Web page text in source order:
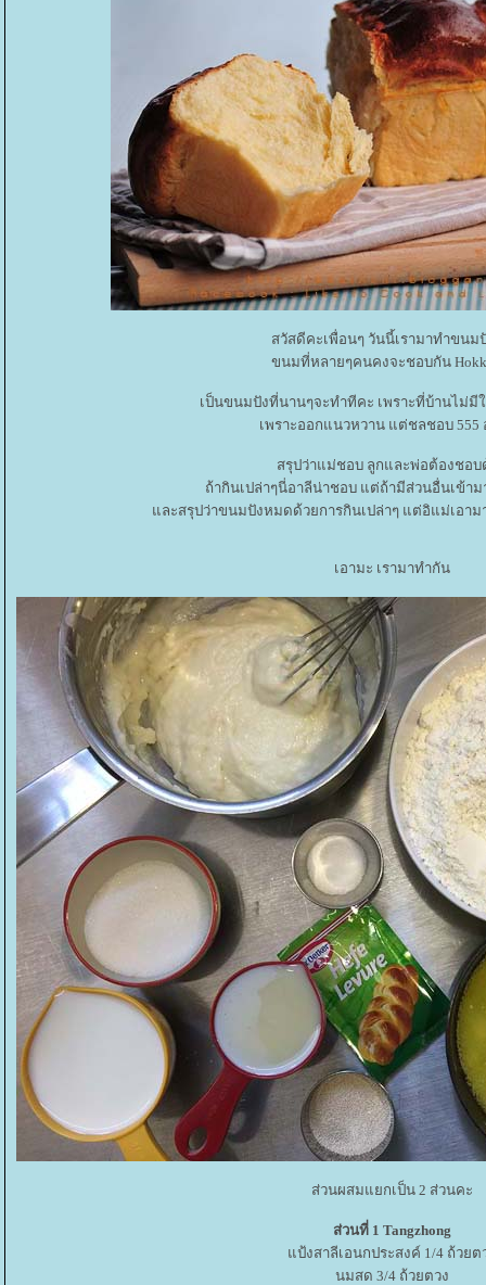
สวัสดีคะเพื่อนๆ วันนี้เรามาทำขนม
ขนมที่หลายๆคนคงจะชอบกัน
เป็นขนมปังที่นานๆจะทำทีคะ เพราะที่บ้านไม่
เพราะออกแนวหวาน แต่ชลชอบ 555
สรุปว่าแม่ชอบ ลูกและพ่อต้องชอ
ถ้ากินเปล่าๆนี่อาลีน่าชอบ แต่ถ้ามีส่วนอื่นเข้าม
ละสรุปว่าขนมปังหมดด้วยการกินเปล่าๆ แต่อิแม่เอาม
เอามะ เรามาทำกัน
ส่วนผสมแยกเป็น 2 ส่วนคะ
ส่วนที่ 1 Tangzhong
ป้งสาลีเอนกประสงค์ 1/4 ถ้วยต
นมสด 3/4 ถ้วยตวง